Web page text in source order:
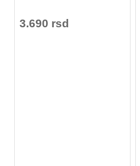
3.690 rsd